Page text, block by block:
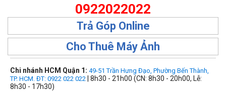
0922022022
Trả Góp Online
Cho Thuê Máy Ảnh
Chi nhánh HCM Quận 1: 49-51 Trần Hưng Đạo, Phường Bến Thành,
TP. HCM. ĐT: 0922 022 022 | 8h30 - 21h00 (CN: 8h30 - 20h00, Lễ:
8h30 - 17h30)